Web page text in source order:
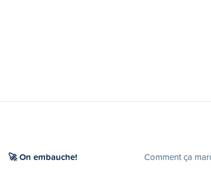
🚀 On embauche!
Comment ça